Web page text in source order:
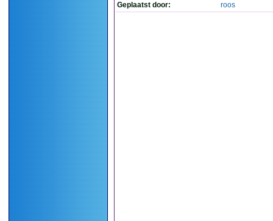
Geplaatst door: roos